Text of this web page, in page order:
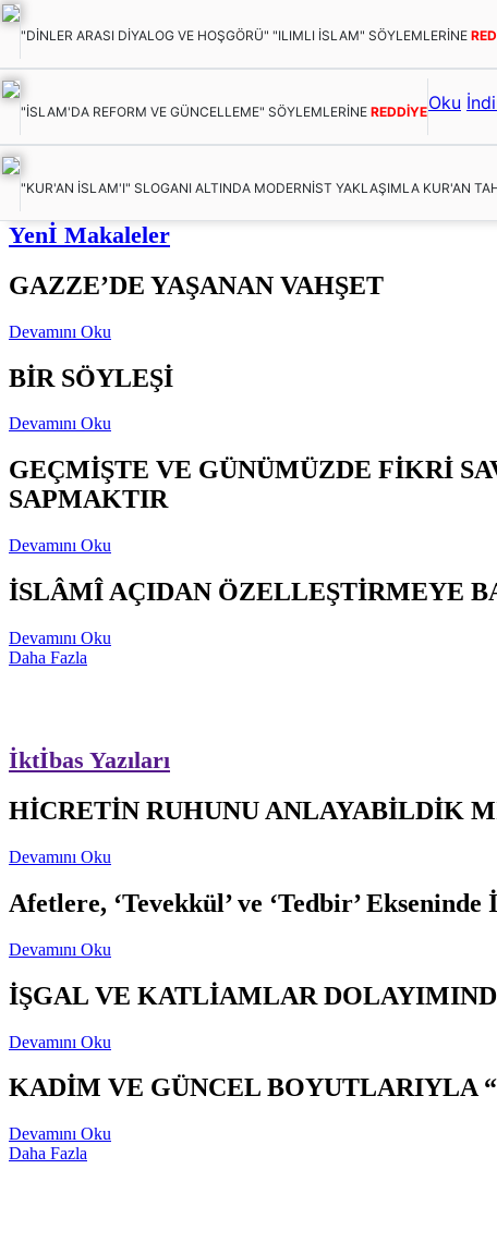
"DİNLER ARASI DİYALOG VE HOŞGÖRÜ" "ILIMLI İSLAM" SÖYLEMLERİNE
"İSLAM'DA REFORM VE GÜNCELLEME" SÖYLEMLERİNE REDDİYEOku
"KUR'AN İSLAM'I" SLOGANI ALTINDA MODERNİST YAKLAŞIMLA KUR'AN
Yenİ Makaleler
GAZZE’DE YAŞANAN VAHŞET
Devamını Oku
BİR SÖYLEŞİ
Devamını Oku
GEÇMİŞTE VE GÜNÜMÜZDE FİKRİ
SAPMAKTIR
Devamını Oku
İSLÂMÎ AÇIDAN ÖZELLEŞTİRMEYE
Devamını Oku
Daha Fazla
İktİbas Yazıları
HİCRETİN RUHUNU ANLAYABİLDİK
Devamını Oku
Afetlere, ‘Tevekkül’ ve ‘Tedbir’ Ekseninde
Devamını Oku
İŞGAL VE KATLİAMLAR
Devamını Oku
KADİM VE GÜNCEL BOYUTLARIYLA
Devamını Oku
Daha Fazla